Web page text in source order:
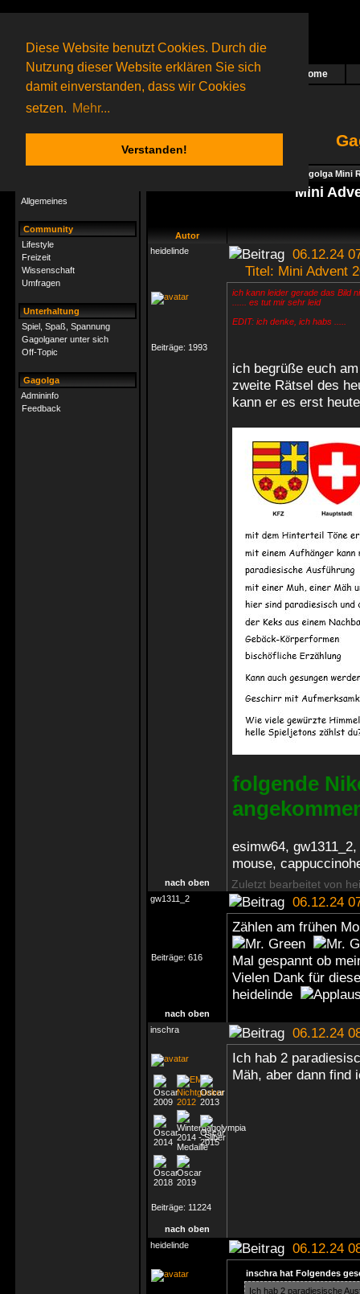
Diese Website benutzt Cookies. Durch die
Nutzung dieser Website erklären Sie sich
damit einverstanden, dass wir Cookies
setzen. Mehr...
Verstanden!
Das nächste Rätsel ist in Arbeit Home
60 Gagolganeronline(0 registrierte und 60 Gäste)
Gagolganer:
9732Rätsel online:
Allgemeines
Community
Lifestyle
Freizeit
Wissenschaft
Umfragen
Unterhaltung
Spiel, Spaß, Spannung
Gagolganer unter sich
Off-Topic
Gagolga
Admininfo
Feedback
Gagolga Mini
Mini
Autor
heidelinde
06.12.24
Titel: Mini Advent
Beiträge: 1993
ich kann leider gerade das Bild
...... es tut mir sehr leid
EDIT: ich denke, ich habs .....
ich begrüße euch
zweite Rätsel des
kann er es erst
folgende
esimw64,
mouse,
nach oben Zuletzt bearbeitet von
gw1311_2 06.12.24
Beiträge: 616
Zählen am frühen
Mal gespannt ob
Vielen Dank für
heidelinde
nach oben
inschra
06.12.24
Beiträge: 11224
Ich hab 2
Mäh, aber dann
nach oben
heidelinde
06.12.24
inschra hat Folgendes
Ich hab 2 paradiesische